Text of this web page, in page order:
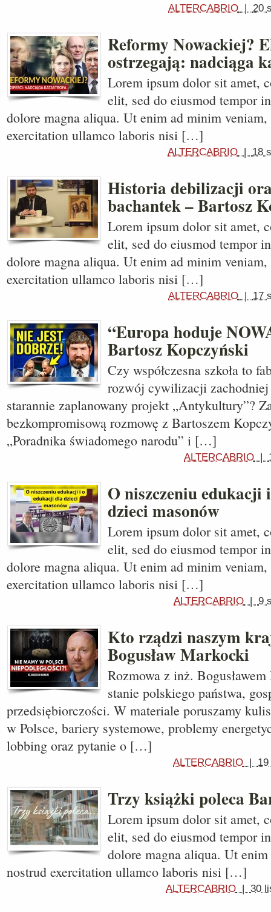
ALTERCABRIO | 20
Reformy Nowackiej?
ostrzegają: nadciąga
Lorem ipsum dolor sit amet,
elit, sed do eiusmod tempor
dolore magna aliqua. Ut enim ad minim
exercitation ullamco laboris nisi […]
ALTERCABRIO | 18
Historia debilizacji
bachantek – Bartosz
Lorem ipsum dolor sit amet,
elit, sed do eiusmod tempor
dolore magna aliqua. Ut enim ad minim
exercitation ullamco laboris nisi […]
ALTERCABRIO | 17
“Europa hoduje
Bartosz Kopczyński
Czy współczesna szkoła to
rozwój cywilizacji
starannie zaplanowany projekt „Antykultury”?
bezkompromisową rozmowę z Bartoszem
„Poradnika świadomego narodu” i […]
ALTERCABRIO |
O niszczeniu edukacji
dzieci masonów
Lorem ipsum dolor sit amet,
elit, sed do eiusmod tempor
dolore magna aliqua. Ut enim ad minim
exercitation ullamco laboris nisi […]
ALTERCABRIO | 9
Kto rządzi naszym
Bogusław Markocki
Rozmowa z inż.
stanie polskiego państwa,
przedsiębiorczości. W materiale poruszamy
w Polsce, bariery systemowe, problemy
lobbing oraz pytanie o […]
ALTERCABRIO |
Trzy książki poleca
Lorem ipsum dolor sit amet,
elit, sed do eiusmod tempor
dolore magna aliqua. Ut
nostrud exercitation ullamco laboris nisi […]
ALTERCABRIO | 30